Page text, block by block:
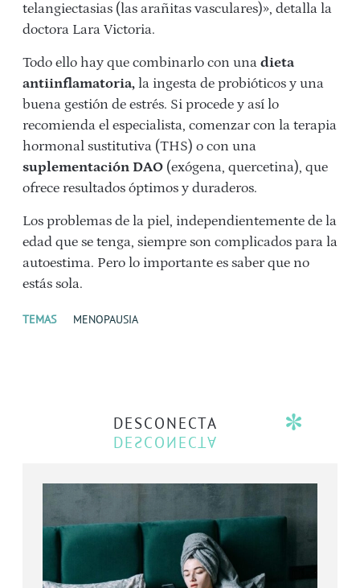
telangiectasias (las arañitas vasculares)», detalla la
doctora Lara Victoria.
Todo ello hay que combinarlo con una dieta
antiinflamatoria, la ingesta de probióticos y una
buena gestión de estrés. Si procede y así lo
recomienda el especialista, comenzar con la terapia
hormonal sustitutiva (THS) o con una
suplementación DAO (exógena, quercetina), que
ofrece resultados óptimos y duraderos.
Los problemas de la piel, independientemente de la
edad que se tenga, siempre son complicados para la
autoestima. Pero lo importante es saber que no
estás sola.
TEMAS MENOPAUSIA
DESCONECTA